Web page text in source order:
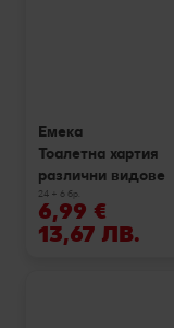
Емека
Тоалетна хартия
различни видове
24 + 6 бр.
6,99 €
13,67 ЛВ.